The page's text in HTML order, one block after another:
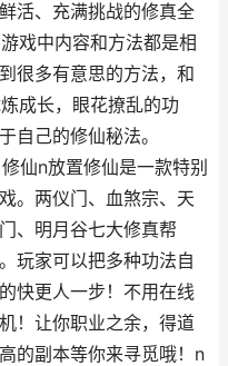
活、充满挑战的修真全
戏中内容和方法都是相
很多有意思的方法，和
成长，眼花撩乱的功
自己的修仙秘法。
仙n放置修仙是一款特别
。两仪门、血煞宗、天
、明月谷七大修真帮
玩家可以把多种功法自
快更人一步！不用在线
！让你职业之余，得道
的副本等你来寻觅哦！n